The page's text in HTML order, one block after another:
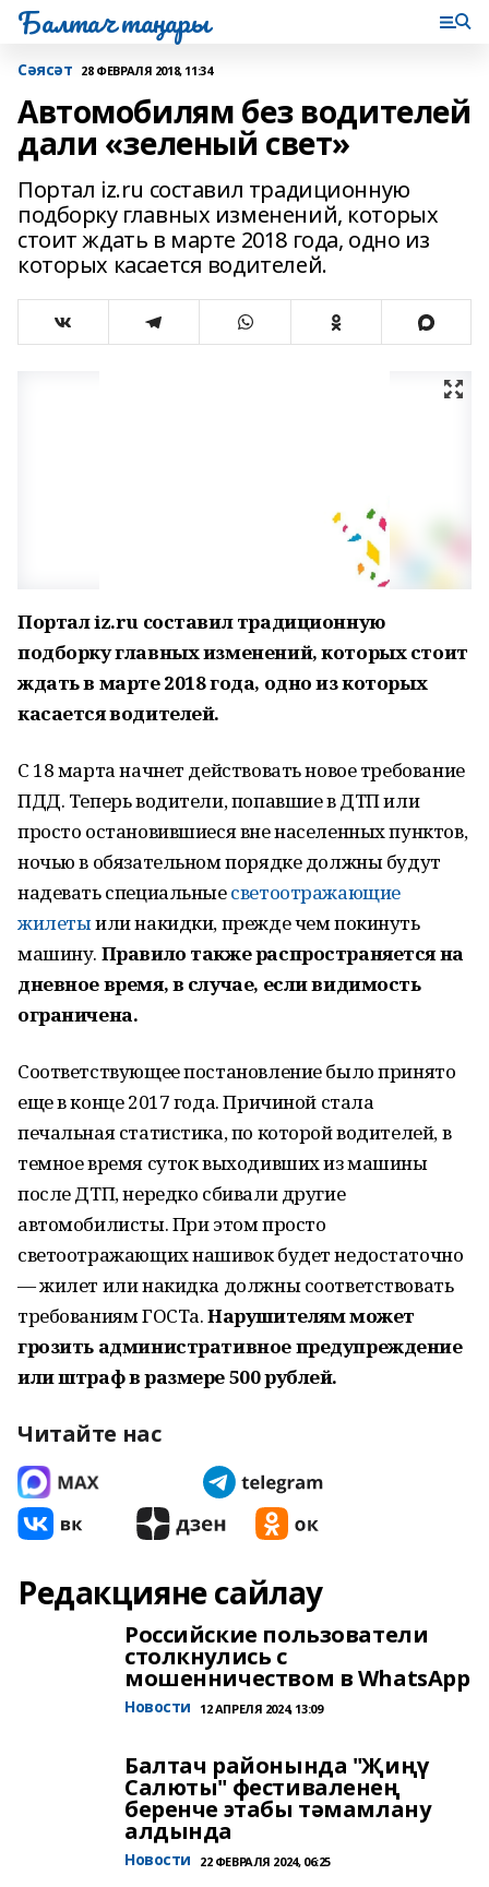
Балтач таңнары
Сәясәт 28 ФЕВРАЛЯ 2018, 11:34
Автомобилям без водителей
дали «зеленый свет»
Портал iz.ru cоставил традиционную
подборку главных изменений, которых
стоит ждать в марте 2018 года, одно из
которых касается водителей.
Портал iz.ru cоставил традиционную
подборку главных изменений, которых стоит
ждать в марте 2018 года, одно из которых
касается водителей.
С 18 марта начнет действовать новое требование
ПДД. Теперь водители, попавшие в ДТП или
просто остановившиеся вне населенных пунктов,
ночью в обязательном порядке должны будут
надевать специальныесветоотражающие
жилетыили накидки, прежде чем покинуть
машину. Правило также распространяется на
дневное время, в случае, если видимость
ограничена.
Соответствующее постановление было принято
еще в конце 2017 года. Причиной стала
печальная статистика, по которой водителей, в
темное время суток выходивших из машины
после ДТП, нередко сбивали другие
автомобилисты. При этом просто
светоотражающих нашивок будет недостаточно
— жилет или накидка должны соответствовать
требованиям ГОСТа.Нарушителям может
грозить административное предупреждение
или штраф в размере 500 рублей.
Читайте нас
Редакцияне сайлау
Российские пользователи
столкнулись с
мошенничеством в WhatsApp
Новости 12 АПРЕЛЯ 2024, 13:09
Балтач районында "Җиңү
Салюты" фестиваленең
беренче этабы тәмамлану
алдында
Новости 22 ФЕВРАЛЯ 2024, 06:25